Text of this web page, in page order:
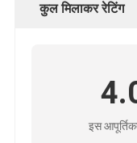
कुल मिलाकर रेटिंग
इस